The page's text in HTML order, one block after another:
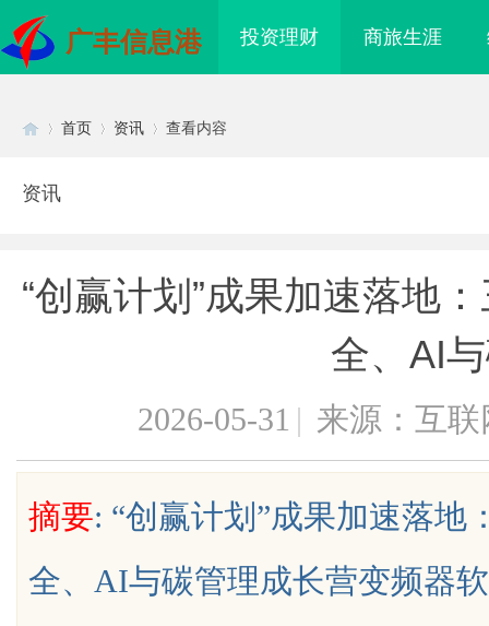
广丰信息港 投资理财 商旅生涯
首页 资讯 查看内容
资讯
“创赢计划”成果加速落地
全、AI
2026-05-31 | 来源：互联
摘要: “创赢计划”成果加速落地
全、AI与碳管理成长营变频器
律师